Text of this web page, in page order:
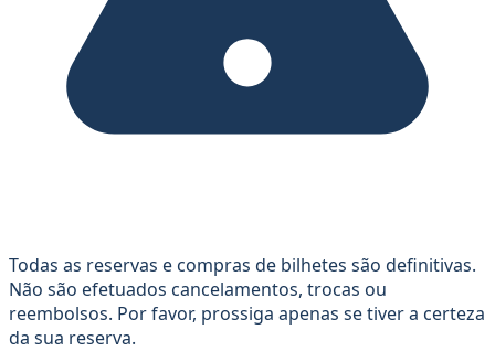
Todas as reservas e compras de bilhetes são definitivas.
Não são efetuados cancelamentos, trocas ou
reembolsos. Por favor, prossiga apenas se tiver a certeza
da sua reserva.